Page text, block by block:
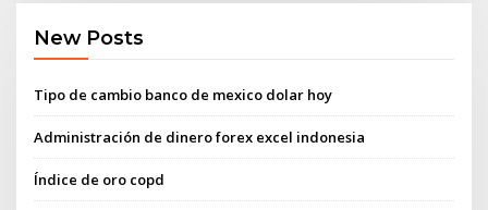
New Posts
Tipo de cambio banco de mexico dolar hoy
Administración de dinero forex excel indonesia
Índice de oro copd